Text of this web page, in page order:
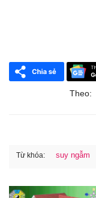
Theo:
Từ khóa: suy ngẫm